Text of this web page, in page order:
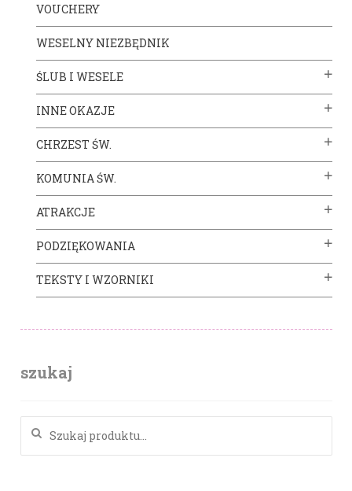
VOUCHERY
WESELNY NIEZBĘDNIK
ŚLUB I WESELE
INNE OKAZJE
CHRZEST ŚW.
KOMUNIA ŚW.
ATRAKCJE
PODZIĘKOWANIA
TEKSTY I WZORNIKI
szukaj
Szukaj: